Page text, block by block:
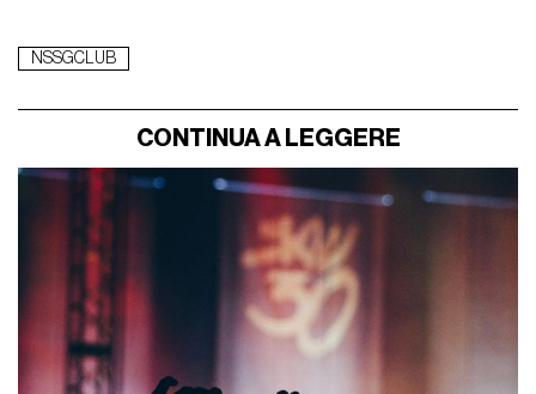
NSSGCLUB
CONTINUA A LEGGERE